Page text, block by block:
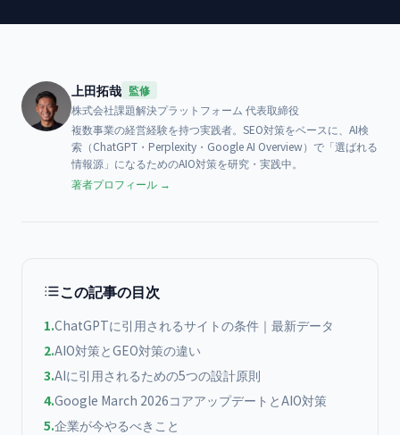
上田拓哉 監修
株式会社課題解決プラットフォーム 代表取締役
複数事業の経営経験を持つ実践者。SEO対策をベースに、AI検
索（ChatGPT・Perplexity・Google AI Overview）で「選ばれる
情報源」になるためのAIO対策を研究・実践中。
著者プロフィール →
この記事の目次
1.ChatGPTに引用されるサイトの条件｜最新データ
2.AIO対策とGEO対策の違い
3.AIに引用されるための5つの設計原則
4.Google March 2026コアアップデートとAIO対策
5.企業が今やるべきこと